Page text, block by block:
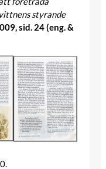
styrande
sid. 24 (eng. &